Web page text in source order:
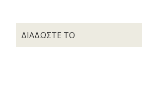
ΔΙΑΔΩΣΤΕ ΤΟ